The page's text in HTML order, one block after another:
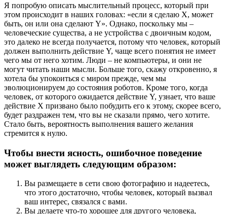
Я попробую описать мыслительный процесс, который при
этом происходит в наших головах: «если я сделаю Х, может
быть, он или она сделают Y». Однако, поскольку мы –
человеческие существа, а не устройства с двоичным кодом,
это далеко не всегда получается, потому что человек, который
должен выполнить действие Y, чаще всего понятия не имеет
чего мы от него хотим. Люди – не компьютеры, и они не
могут читать наши мысли. Больше того, скажу откровенно, я
хотела бы упокоиться с миром прежде, чем мы
эволюционируем до состояния роботов. Кроме того, когда
человек, от которого ожидается действие Y, узнает, что ваше
действие Х призвано было побудить его к этому, скорее всего,
будет раздражен тем, что вы не сказали прямо, чего хотите.
Стало быть, вероятность выполнения вашего желания
стремится к нулю.
Чтобы внести ясность, ошибочное поведение
может выглядеть следующим образом:
Вы размещаете в сети свою фотографию и надеетесь,
что этого достаточно, чтобы человек, который вызвал
ваш интерес, связался с вами.
Вы делаете что-то хорошее для другого человека,